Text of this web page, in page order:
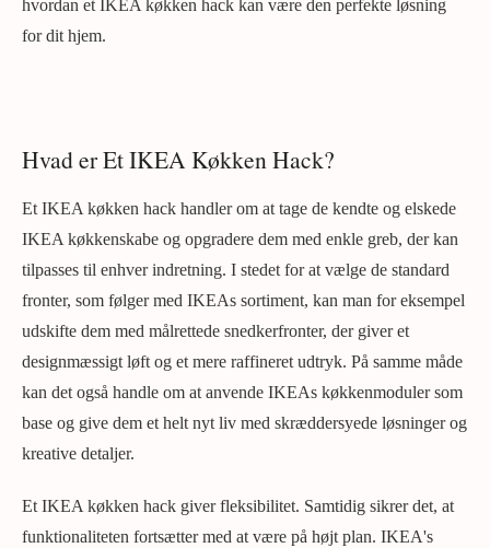
hvordan et IKEA køkken hack kan være den perfekte løsning
for dit hjem.
Hvad er Et IKEA Køkken Hack?
Et IKEA køkken hack handler om at tage de kendte og elskede
IKEA køkkenskabe og opgradere dem med enkle greb, der kan
tilpasses til enhver indretning. I stedet for at vælge de standard
fronter, som følger med IKEAs sortiment, kan man for eksempel
udskifte dem med målrettede snedkerfronter, der giver et
designmæssigt løft og et mere raffineret udtryk. På samme måde
kan det også handle om at anvende IKEAs køkkenmoduler som
base og give dem et helt nyt liv med skræddersyede løsninger og
kreative detaljer.
Et IKEA køkken hack giver fleksibilitet. Samtidig sikrer det, at
funktionaliteten fortsætter med at være på højt plan. IKEA's